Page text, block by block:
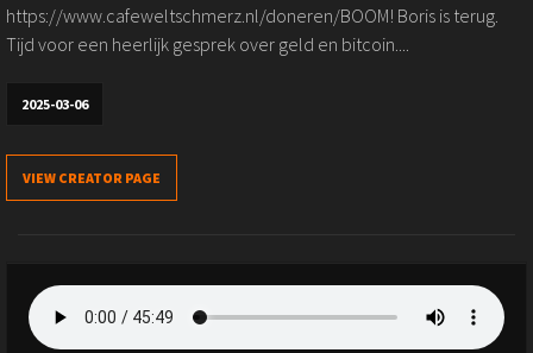
https://www.cafeweltschmerz.nl/doneren/BOOM! Boris is terug.
Tijd voor een heerlijk gesprek over geld en bitcoin....
2025-03-06
VIEW CREATOR PAGE